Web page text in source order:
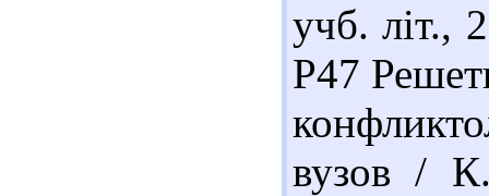
учб. літ.,
Р47
вузов /